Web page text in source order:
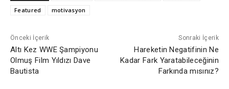
Featured
motivasyon
Önceki İçerik
Altı Kez WWE Şampiyonu
Olmuş Film Yıldızı Dave
Bautista
Sonraki İçerik
Hareketin Negatifinin Ne
Kadar Fark Yaratabileceğinin
Farkında mısınız?